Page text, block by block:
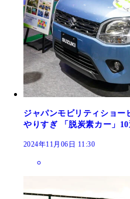
ジャパンモビリティショ
やりすぎ 「脱炭素カー」
2024年11月06日 11:30